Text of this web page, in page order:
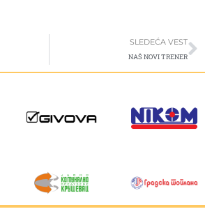
SLEDEĆA VEST
NAŠ NOVI TRENER